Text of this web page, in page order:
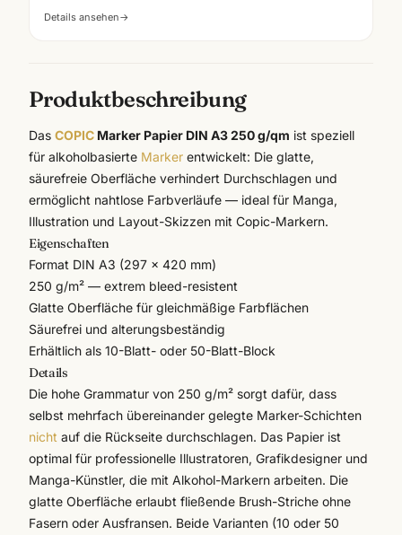
Details ansehen→
Produktbeschreibung
Das COPIC Marker Papier DIN A3 250 g/qm ist speziell
für alkoholbasierte Marker entwickelt: Die glatte,
säurefreie Oberfläche verhindert Durchschlagen und
ermöglicht nahtlose Farbverläufe — ideal für Manga,
Illustration und Layout-Skizzen mit Copic-Markern.
Eigenschaften
Format DIN A3 (297 × 420 mm)
250 g/m² — extrem bleed-resistent
Glatte Oberfläche für gleichmäßige Farbflächen
Säurefrei und alterungsbeständig
Erhältlich als 10-Blatt- oder 50-Blatt-Block
Details
Die hohe Grammatur von 250 g/m² sorgt dafür, dass
selbst mehrfach übereinander gelegte Marker-Schichten
nicht auf die Rückseite durchschlagen. Das Papier ist
optimal für professionelle Illustratoren, Grafikdesigner und
Manga-Künstler, die mit Alkohol-Markern arbeiten. Die
glatte Oberfläche erlaubt fließende Brush-Striche ohne
Fasern oder Ausfransen. Beide Varianten (10 oder 50